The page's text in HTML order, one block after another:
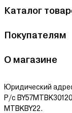
Каталог
Покупателям
О магазине
Юридический
Р/с
MTBKBY22.